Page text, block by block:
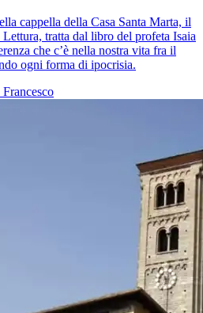
cappella della Casa Santa Marta, il
tratta dal libro del profeta Isaia
che c’è nella nostra vita fra il
ogni forma di ipocrisia.
Francesco